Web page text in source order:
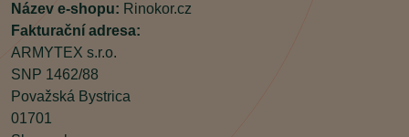
Název e-shopu: Rinokor.cz
Fakturační adresa:
ARMYTEX s.r.o.
SNP 1462/88
Považská Bystrica
01701